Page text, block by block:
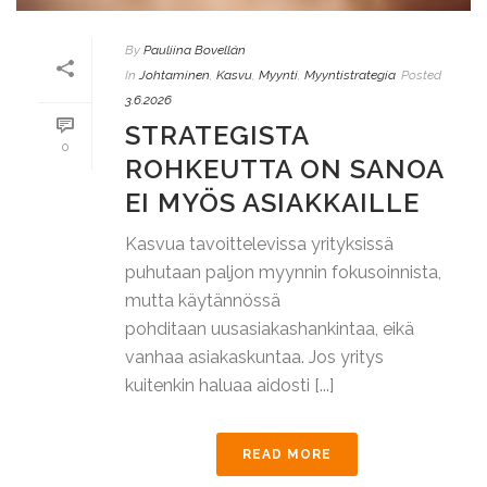
0
By Pauliina Bovellán
In Johtaminen Kasvu Myynti Myyntistrategia Posted
3.6.2026
STRATEGISTA
ROHKEUTTA ON SANOA
EI MYÖS ASIAKKAILLE
Kasvua tavoittelevissa yrityksissä
puhutaan paljon myynnin fokusoinnista,
mutta käytännössä
pohditaan uusasiakashankintaa, eikä
vanhaa asiakaskuntaa. Jos yritys
kuitenkin haluaa aidosti [...]
READ MORE